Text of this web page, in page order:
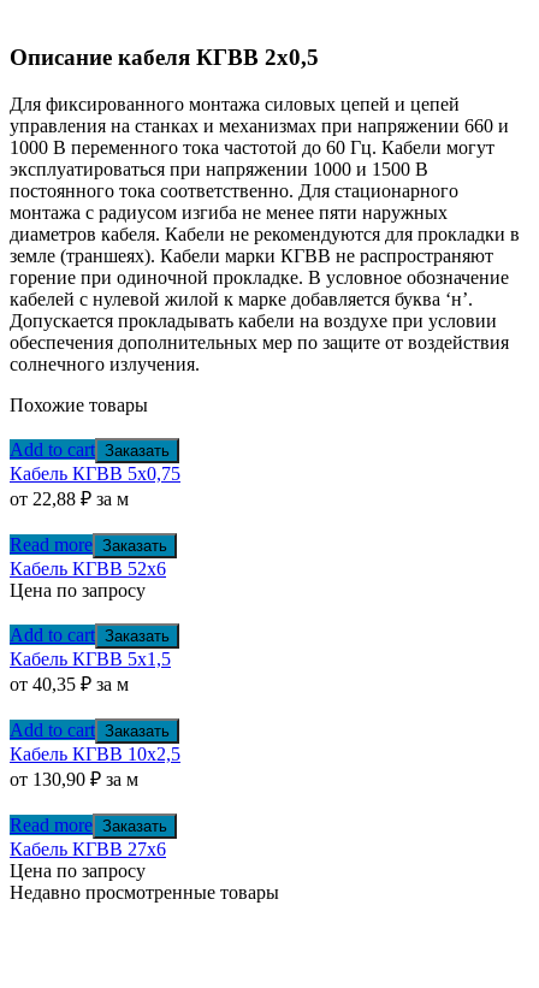
Описание кабеля КГВВ 2х0,5
Для фиксированного монтажа силовых цепей и цепей
управления на станках и механизмах при напряжении 660 и
1000 В переменного тока частотой до 60 Гц. Кабели могут
эксплуатироваться при напряжении 1000 и 1500 В
постоянного тока соответственно. Для стационарного
монтажа с радиусом изгиба не менее пяти наружных
диаметров кабеля. Кабели не рекомендуются для прокладки в
земле (траншеях). Кабели марки КГВВ не распространяют
горение при одиночной прокладке. В условное обозначение
кабелей с нулевой жилой к марке добавляется буква ‘н’.
Допускается прокладывать кабели на воздухе при условии
обеспечения дополнительных мер по защите от воздействия
солнечного излучения.
Похожие товары
Add to cart Заказать
Кабель КГВВ 5х0,75
от 22,88 ₽ за м
Read more Заказать
Кабель КГВВ 52х6
Цена по запросу
Add to cart Заказать
Кабель КГВВ 5х1,5
от 40,35 ₽ за м
Add to cart Заказать
Кабель КГВВ 10х2,5
от 130,90 ₽ за м
Read more Заказать
Кабель КГВВ 27х6
Цена по запросу
Недавно просмотренные товары